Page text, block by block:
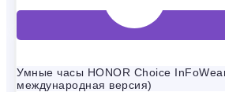
Умные часы HONOR Choice
международная версия)